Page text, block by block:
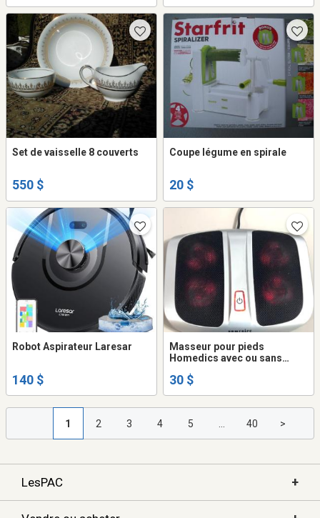
Set de vaisselle 8 couverts
550 $
Coupe légume en spirale
20 $
Robot Aspirateur Laresar
140 $
Masseur pour pieds
Homedics avec ou sans
grandeur 7 de chaussure ou
moins
30 $
1 2 3 4 5 40 >
LesPAC +